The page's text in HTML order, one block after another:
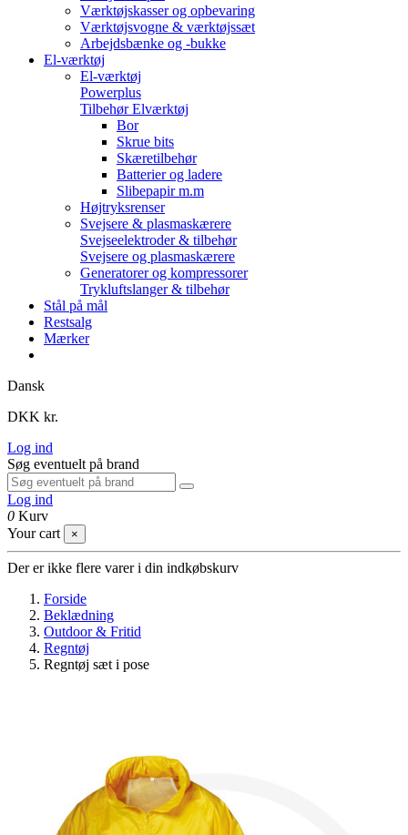
Værktøjskasser og opbevaring
Værktøjsvogne & værktøjssæt
Arbejdsbænke og -bukke
El-værktøj
El-værktøj
Powerplus
Tilbehør Elværktøj
Bor
Skrue bits
Skæretilbehør
Batterier og ladere
Slibepapir m.m
Højtryksrenser
Svejsere & plasmaskærere
Svejseelektroder & tilbehør
Svejsere og plasmaskærere
Generatorer og kompressorer
Trykluftslanger & tilbehør
Stål på mål
Restsalg
Mærker
Dansk
DKK kr.
Log ind
Søg eventuelt på brand
Log ind
0 Kurv
Your cart
×
Der er ikke flere varer i din indkøbskurv
Forside
Beklædning
Outdoor & Fritid
Regntøj
Regntøj sæt i pose